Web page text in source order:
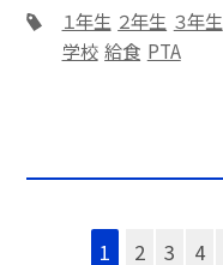
１年生 ２年生 ３年生
学校 給食 PTA
1 2 3 4